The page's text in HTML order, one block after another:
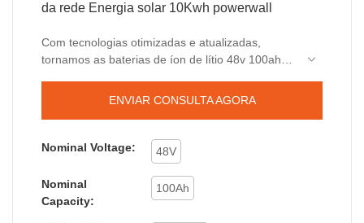
da rede Energia solar 10Kwh powerwall
Com tecnologias otimizadas e atualizadas,
tornamos as baterias de íon de lítio 48v 100ah
solar em casa Powerwall bateria solar fora da
lítio.
ENVIAR CONSULTA AGORA
Nominal Voltage: 48V
Nominal
Capacity:
100Ah